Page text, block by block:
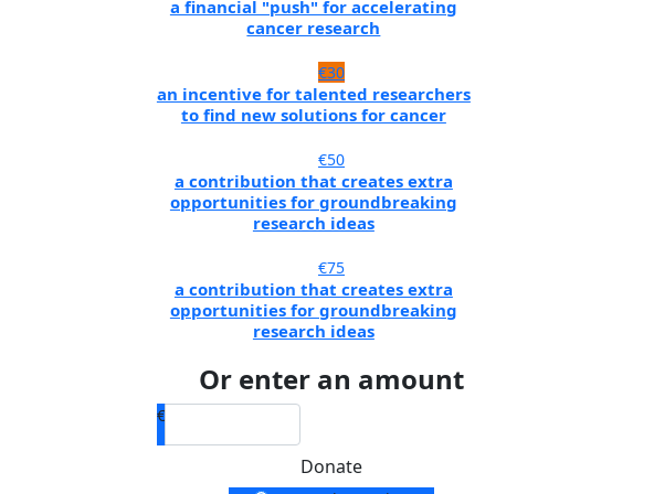
a financial "push" for accelerating
cancer research
€30
an incentive for talented researchers
to find new solutions for cancer
€50
a contribution that creates extra
opportunities for groundbreaking
research ideas
€75
a contribution that creates extra
opportunities for groundbreaking
research ideas
Or enter an amount
€
Donate